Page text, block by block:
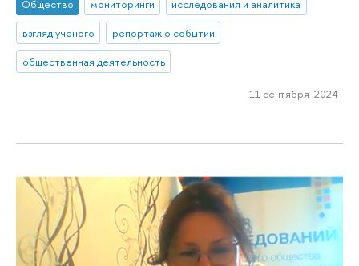
Общество мониторинги
исследования и аналитика
взгляд ученого
репортаж о событии
общественная деятельность
11 сентября 2024